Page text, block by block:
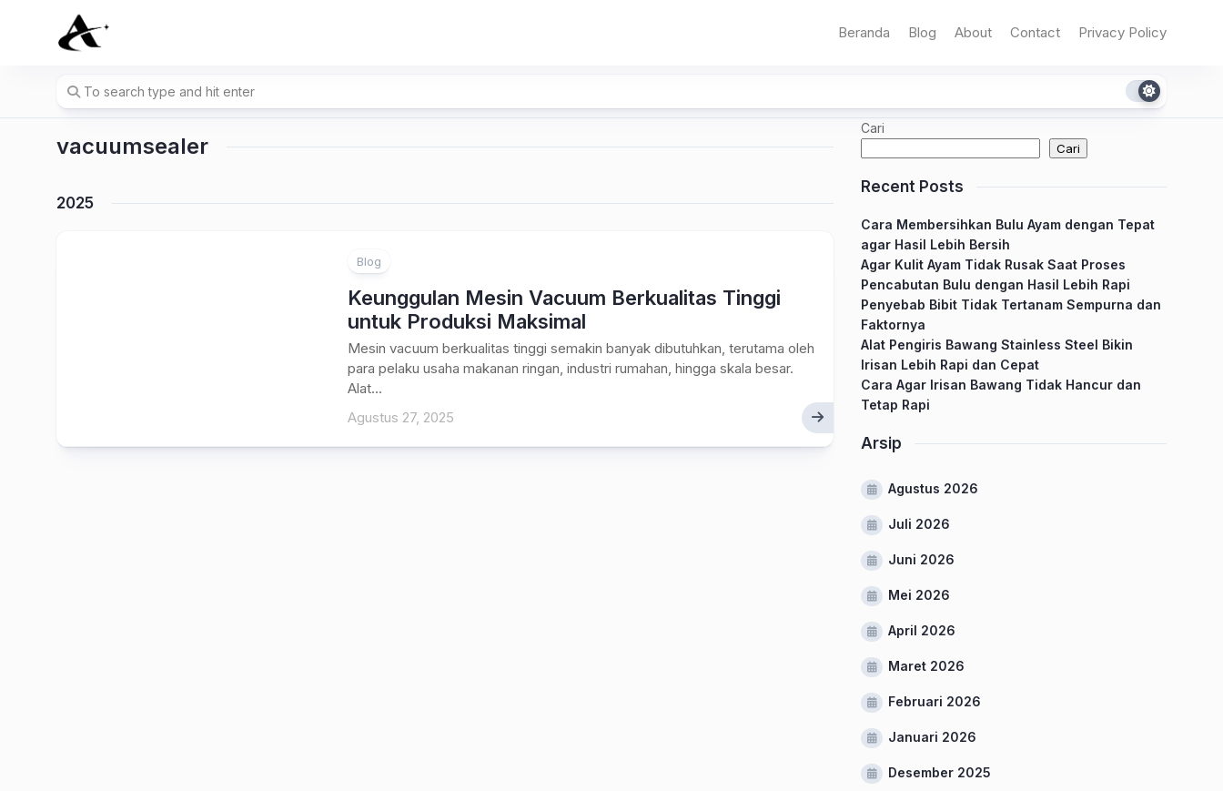
Beranda Blog About Contact Privacy Policy
vacuumsealer
2025
Blog
Keunggulan Mesin Vacuum Berkualitas Tinggi
untuk Produksi Maksimal
Mesin vacuum berkualitas tinggi semakin banyak dibutuhkan, terutama oleh
para pelaku usaha makanan ringan, industri rumahan, hingga skala besar.
Alat...
Agustus 27, 2025
Cari
Cari
Recent Posts
Cara Membersihkan Bulu Ayam dengan Tepat
agar Hasil Lebih Bersih
Agar Kulit Ayam Tidak Rusak Saat Proses
Pencabutan Bulu dengan Hasil Lebih Rapi
Penyebab Bibit Tidak Tertanam Sempurna dan
Faktornya
Alat Pengiris Bawang Stainless Steel Bikin
Irisan Lebih Rapi dan Cepat
Cara Agar Irisan Bawang Tidak Hancur dan
Tetap Rapi
Arsip
Agustus 2026
Juli 2026
Juni 2026
Mei 2026
April 2026
Maret 2026
Februari 2026
Januari 2026
Desember 2025